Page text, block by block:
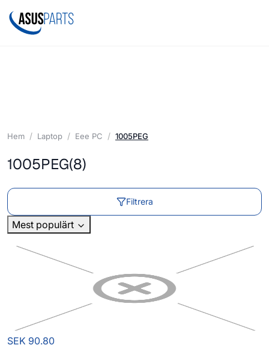
Hem Laptop Eee PC 1005PEG
1005PEG(8)
Filtrera
Mest populärt
SEK 90.80